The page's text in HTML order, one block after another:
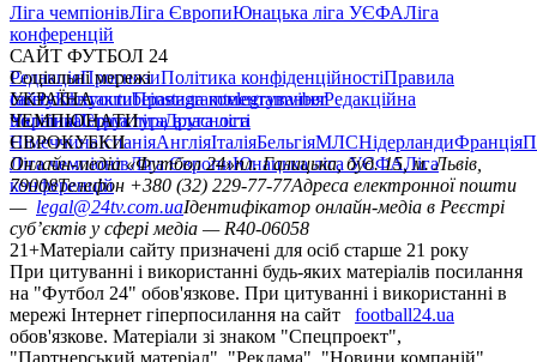
Ліга чемпіонівЛіга ЄвропиЮнацька ліга УЄФАЛіга
конференцій
САЙТ ФУТБОЛ 24
РедакціяПрогнозиПолітика конфіденційностіПравила
сайтуКонтактиПравила коментуванняРедакційна
політикаСтруктура власності
Соціальні мережі
facebookxyoutubeinstagramtelegramviber
УКРАЇНА
УкраїнаПерша лігаДруга ліга
ЧЕМПІОНАТИ
НімеччинаІспаніяАнгліяІталіяБельгіяМЛСНідерландиФранція
ЄВРОКУБКИ
Ліга чемпіонівЛіга ЄвропиЮнацька ліга УЄФАЛіга
конференцій
Онлайн-медіа «Футбол 24»пл. Галицька, буд. 15, м. Львів,
79008Телефон +380 (32) 229-77-77Адреса електронної пошти
— legal@24tv.com.uaІдентифікатор онлайн-медіа в Реєстрі
суб’єктів у сфері медіа — R40-06058
21+Матеріали сайту призначені для осіб старше 21 року
При цитуванні і використанні будь-яких матеріалів посилання
на "Футбол 24" обов'язкове. При цитуванні і використанні в
мережі Інтернет гіперпосилання на сайт
football24.ua
обов'язкове. Матеріали зі знаком "Спецпроект",
"Партнерський матеріал", "Реклама", "Новини компаній"